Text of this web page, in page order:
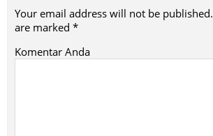
Your email address will not be published.
are marked *
Komentar Anda